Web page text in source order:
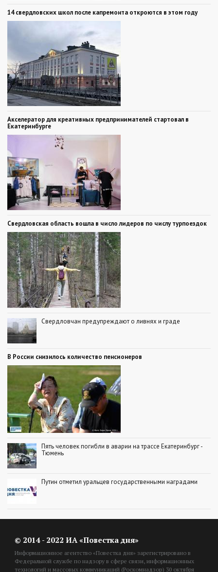
14 свердловских школ после капремонта откроются в этом году
Акселератор для креативных предпринимателей стартовал в
Екатеринбурге
Свердловская область вошла в число лидеров по числу турпоездок
Свердловчан предупреждают о ливнях и граде
В России снизилось количество пенсионеров
Пять человек погибли в аварии на трассе Екатеринбург -
Тюмень
Путин отметил уральцев государственными наградами
© 2014 - 2022 ИА «Повестка дня»
Информационное агентство «Повестка дня» зарегистрировано в
Федеральной службе по надзору в сфере связи, информационных
технологий и массовых коммуникаций (Роскомнадзор) 30 октября